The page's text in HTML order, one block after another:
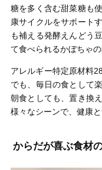
糖を多く含む甜菜糖も
康サイクルをサポート
も補える発酵えんどう
て食べられるかぼちゃ
アレルギー特定原材料
でも、毎日の食として
朝食としても、置き換
様々なシーンで、健康
からだが喜ぶ食材